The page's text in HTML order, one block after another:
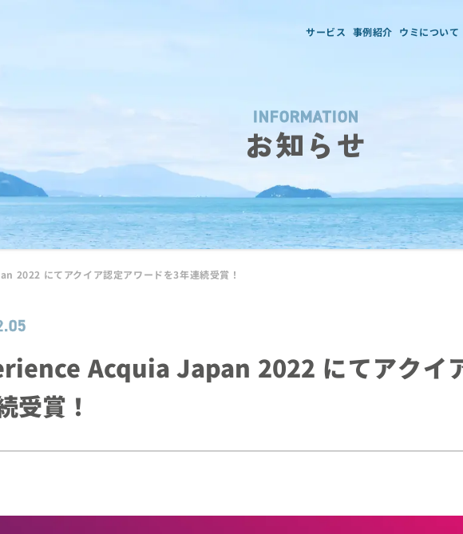
サービス 事例紹介 ウミについて
INFORMATION
お知らせ
2022 にてアクイア認定アワードを3年連続受賞！
Acquia Japan 2022 にてアクイ
受賞！